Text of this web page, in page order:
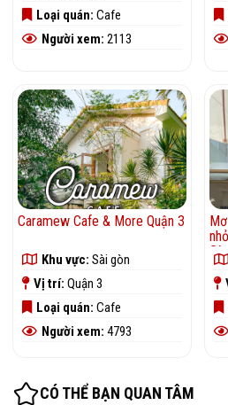
Loại quán: Cafe
Người xem: 2113
Caramew Cafe & More Quận 3
Khu vực: Sài gòn
Vị trí: Quận 3
Loại quán: Cafe
Người xem: 4793
Gòn
CÓ THỂ BẠN QUAN TÂM